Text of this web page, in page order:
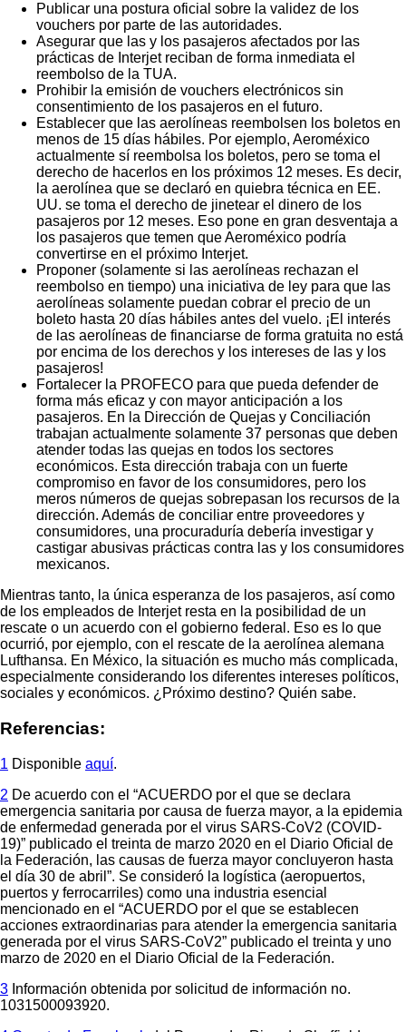
Publicar una postura oficial sobre la validez de los
vouchers por parte de las autoridades.
Asegurar que las y los pasajeros afectados por las
prácticas de Interjet reciban de forma inmediata el
reembolso de la TUA.
Prohibir la emisión de vouchers electrónicos sin
consentimiento de los pasajeros en el futuro.
Establecer que las aerolíneas reembolsen los boletos en
menos de 15 días hábiles. Por ejemplo, Aeroméxico
actualmente sí reembolsa los boletos, pero se toma el
derecho de hacerlos en los próximos 12 meses. Es decir,
la aerolínea que se declaró en quiebra técnica en EE.
UU. se toma el derecho de jinetear el dinero de los
pasajeros por 12 meses. Eso pone en gran desventaja a
los pasajeros que temen que Aeroméxico podría
convertirse en el próximo Interjet.
Proponer (solamente si las aerolíneas rechazan el
reembolso en tiempo) una iniciativa de ley para que las
aerolíneas solamente puedan cobrar el precio de un
boleto hasta 20 días hábiles antes del vuelo. ¡El interés
de las aerolíneas de financiarse de forma gratuita no está
por encima de los derechos y los intereses de las y los
pasajeros!
Fortalecer la PROFECO para que pueda defender de
forma más eficaz y con mayor anticipación a los
pasajeros. En la Dirección de Quejas y Conciliación
trabajan actualmente solamente 37 personas que deben
atender todas las quejas en todos los sectores
económicos. Esta dirección trabaja con un fuerte
compromiso en favor de los consumidores, pero los
meros números de quejas sobrepasan los recursos de la
dirección. Además de conciliar entre proveedores y
consumidores, una procuraduría debería investigar y
castigar abusivas prácticas contra las y los consumidores
mexicanos.
Mientras tanto, la única esperanza de los pasajeros, así como
de los empleados de Interjet resta en la posibilidad de un
rescate o un acuerdo con el gobierno federal. Eso es lo que
ocurrió, por ejemplo, con el rescate de la aerolínea alemana
Lufthansa. En México, la situación es mucho más complicada,
especialmente considerando los diferentes intereses políticos,
sociales y económicos. ¿Próximo destino? Quién sabe.
Referencias:
1 Disponible aquí.
2 De acuerdo con el “ACUERDO por el que se declara
emergencia sanitaria por causa de fuerza mayor, a la epidemia
de enfermedad generada por el virus SARS-CoV2 (COVID-
19)” publicado el treinta de marzo 2020 en el Diario Oficial de
la Federación, las causas de fuerza mayor concluyeron hasta
el día 30 de abril”. Se consideró la logística (aeropuertos,
puertos y ferrocarriles) como una industria esencial
mencionado en el “ACUERDO por el que se establecen
acciones extraordinarias para atender la emergencia sanitaria
generada por el virus SARS-CoV2” publicado el treinta y uno
marzo de 2020 en el Diario Oficial de la Federación.
3 Información obtenida por solicitud de información no.
1031500093920.